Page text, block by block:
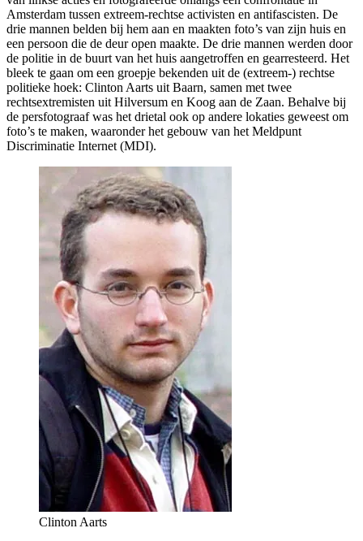
Amsterdam tussen extreem-rechtse activisten en antifascisten. De
drie mannen belden bij hem aan en maakten foto’s van zijn huis en
een persoon die de deur open maakte. De drie mannen werden door
de politie in de buurt van het huis aangetroffen en gearresteerd. Het
bleek te gaan om een groepje bekenden uit de (extreem-) rechtse
politieke hoek: Clinton Aarts uit Baarn, samen met twee
rechtsextremisten uit Hilversum en Koog aan de Zaan. Behalve bij
de persfotograaf was het drietal ook op andere lokaties geweest om
foto’s te maken, waaronder het gebouw van het Meldpunt
Discriminatie Internet (MDI).
Clinton Aarts